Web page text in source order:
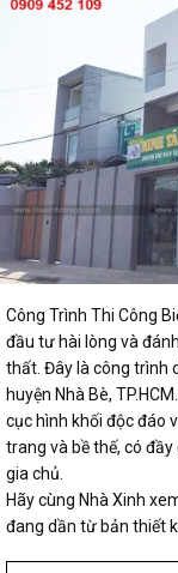
Công Trình Thi Công
đầu tư hài lòng và
thất. Đây là công trình
huyện Nhà Bè,
cục hình khối độc đáo
trang và bề thế, có
gia chủ.
Hãy cùng Nhà Xinh
đang dần từ bản thiết